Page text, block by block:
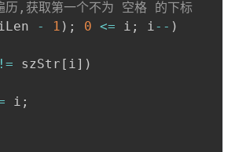
,获取第一个不为 空格 的下标
- 1 ) ; 0 <= i ; i-- )
!= szStr [ i] )
i ;